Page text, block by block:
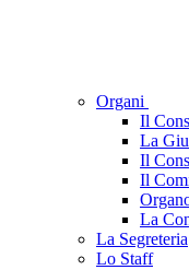
Organi
Il
La
Il
Il
La
La Segreteria
Lo Staff